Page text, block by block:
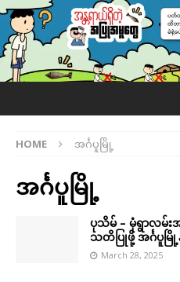
HOME အင်္ဂပူမြို့
အင်္ဂပူမြို့
ပုသိမ် – မုံရွာလမ်း
သတိပြုဖို့ အင်္ဂပူ
March 28, 2025